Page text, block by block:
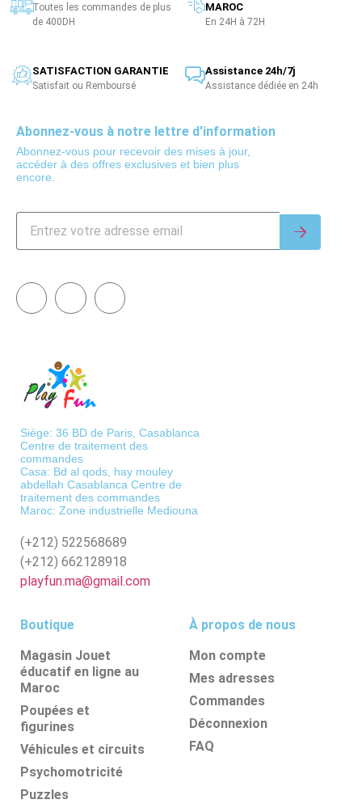
Toutes les commandes de plus
de 400DH
MAROC
En 24H à 72H
SATISFACTION GARANTIE
Satisfait ou Remboursé
Assistance 24h/7j
Assistance dédiée en 24h
Abonnez-vous à notre lettre d'information
Abonnez-vous pour recevoir des mises à jour,
accéder à des offres exclusives et bien plus
encore.
Siège: 36 BD de Paris, Casablanca
Centre de traitement des
commandes
Casa: Bd al qods, hay mouley
abdellah Casablanca Centre de
traitement des commandes
Maroc: Zone industrielle Mediouna
(+212) 522568689
(+212) 662128918
playfun.ma@gmail.com
Boutique
Magasin Jouet
éducatif en ligne au
Maroc
Poupées et
figurines
Véhicules et circuits
Psychomotricité
Puzzles
À propos de nous
Mon compte
Mes adresses
Commandes
Déconnexion
FAQ